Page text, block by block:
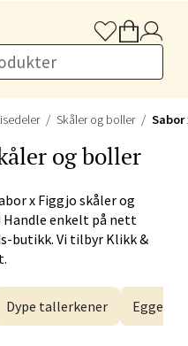
Skåler og boller Sabor
og boller
x Figgjoskåler og
enkelt på nett
butikk. Vi tilbyr Klikk &
Dype tallerkener
Velg